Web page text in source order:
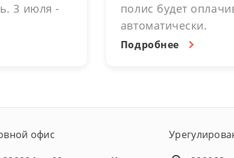
3 июля -
полис будет
автоматически.
Подробнее
офис